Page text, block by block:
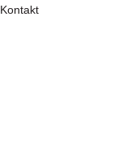
Kontakt